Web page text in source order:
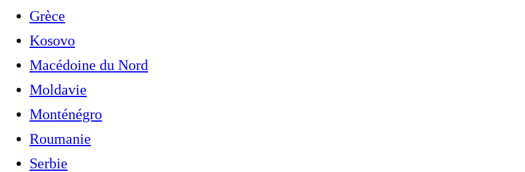
Grèce
Kosovo
Macédoine du Nord
Moldavie
Monténégro
Roumanie
Serbie